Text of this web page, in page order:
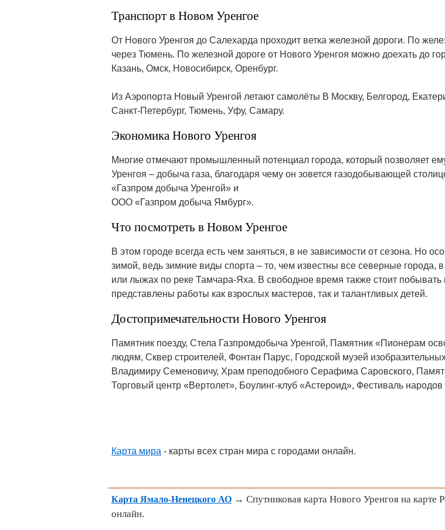
Транспорт в Новом Уренгое
От Нового Уренгоя до Салехарда проходит ветка железной дороги. По
через Тюмень. По железной дороге от Нового Уренгоя можно доехать до
Казань, Омск, Новосибирск, Оренбург.
Из Аэропорта Новый Уренгой летают самолёты В Москву, Белгород,
Санкт-Петербург, Тюмень, Уфу, Самару.
Экономика Нового Уренгоя
Многие отмечают промышленный потенциал города, который позволяет
Уренгоя – добыча газа, благодаря чему он зовется газодобывающей
«Газпром добыча Уренгой» и
ООО «Газпром добыча Ямбург».
Что посмотреть в Новом Уренгое
В этом городе всегда есть чем заняться, в не зависимости от сезона. Но
зимой, ведь зимние виды спорта – то, чем известны все северные города,
или лыжах по реке Тамчара-Яха. В свободное время также стоит
представлены работы как взрослых мастеров, так и талантливых детей.
Достопримечательности Нового Уренгоя
Памятник поезду, Стела Газпромдобыча Уренгой, Памятник «Пионерам
людям, Сквер строителей, Фонтан Парус, Городской музей
Владимиру Семеновичу, Храм преподобного Серафима Саровского,
Торговый центр «Вертолет», Боулинг-клуб «Астероид», Фестиваль
Карта мира - карты всех стран мира с городами онлайн.
Карта Ямало-Ненецкого АО → Спутниковая карта Нового Уренгоя на карте
онлайн.